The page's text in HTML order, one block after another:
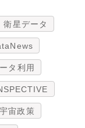
衛星データ
タ利用
宇宙政策